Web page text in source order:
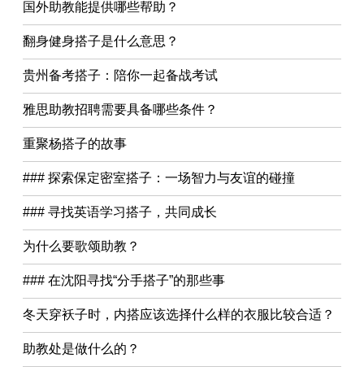
国外助教能提供哪些帮助？
翻身健身搭子是什么意思？
贵州备考搭子：陪你一起备战考试
雅思助教招聘需要具备哪些条件？
重聚杨搭子的故事
### 探索保定密室搭子：一场智力与友谊的碰撞
### 寻找英语学习搭子，共同成长
为什么要歌颂助教？
### 在沈阳寻找“分手搭子”的那些事
冬天穿袄子时，内搭应该选择什么样的衣服比较合适？
助教处是做什么的？